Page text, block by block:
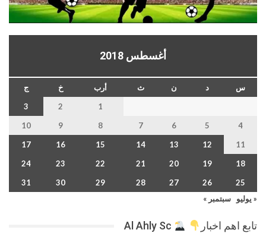
أغسطس 2018
س د ن ث أرب خ
ج
1
2
3
4
5
6
7
8
9
10
11
12
13
14
15
16
17
18
19
20
21
22
23
24
25
26
27
28
29
30
31
« يوليو
سبتمبر »
تابع اهم اخبار